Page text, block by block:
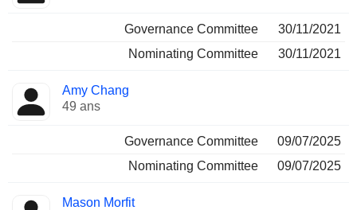
Governance Committee
30/11/2021
Nominating Committee
30/11/2021
Amy Chang
49 ans
Governance Committee
09/07/2025
Nominating Committee
09/07/2025
Mason Morfit